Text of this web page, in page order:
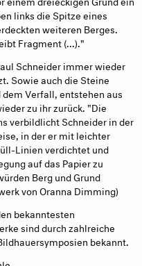
links die Spitze eines
weiteren Berges.
Fragment (...)."
Schneider immer wieder
Sowie auch die Steine
Verfall, entstehen aus
zu ihr zurück. "Die
verbildlicht Schneider in der
in der er mit leichter
Linien verdichtet und
auf das Papier zu
Berg und Grund
von Oranna Dimming)
bekanntesten
sind durch zahlreiche
bekannt.